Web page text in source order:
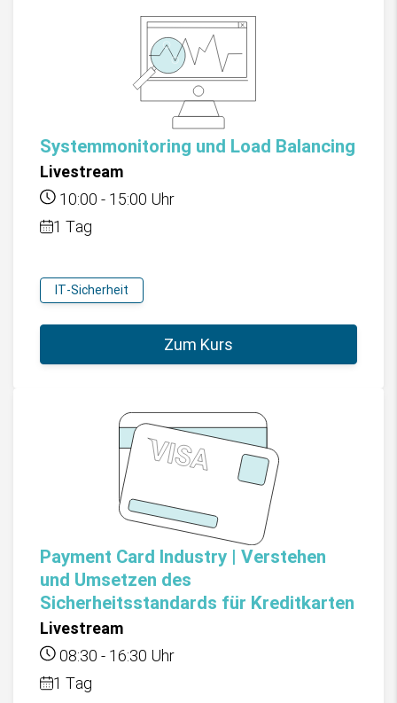
Systemmonitoring und Load Balancing
Livestream
10:00 - 15:00 Uhr
1 Tag
IT-Sicherheit
Zum Kurs
Payment Card Industry | Verstehen
und Umsetzen des
Sicherheitsstandards für Kreditkarten
Livestream
08:30 - 16:30 Uhr
1 Tag